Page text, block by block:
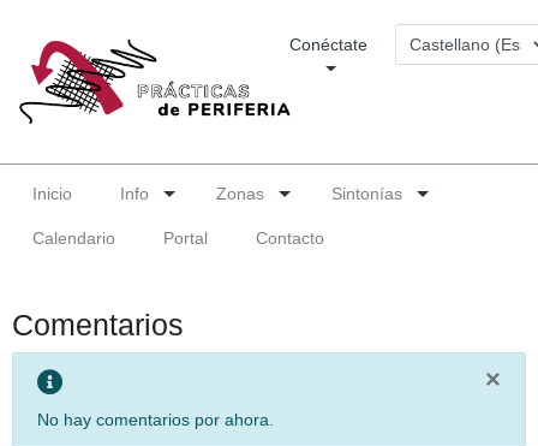
Conéctate
Inicio Info Zonas Sintonías
Calendario Portal Contacto
Comentarios
×
No hay comentarios por ahora.